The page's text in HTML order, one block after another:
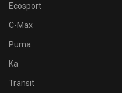
Ecosport
C-Max
Puma
Ka
Transit